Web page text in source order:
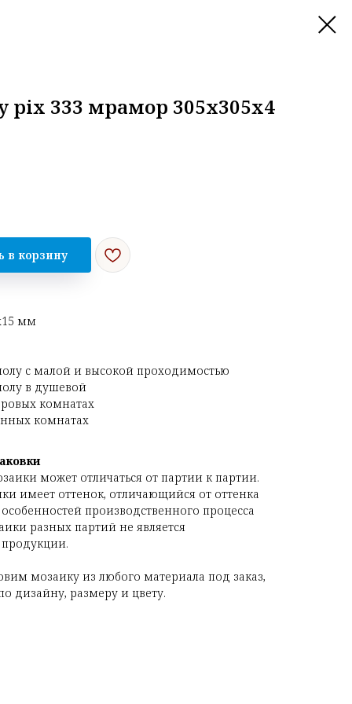
pix 333 мрамор 305х305x4
в корзину
мм
с малой и высокой проходимостью
в душевой
комнатах
комнатах
может отличаться от партии к партии.
имеет оттенок, отличающийся от оттенка
производственного процесса
разных партий не является
мозаику из любого материала под заказ,
дизайну, размеру и цвету.